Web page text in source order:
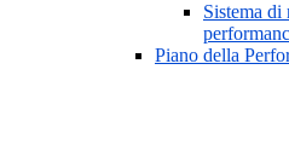
Sistema di
Piano della